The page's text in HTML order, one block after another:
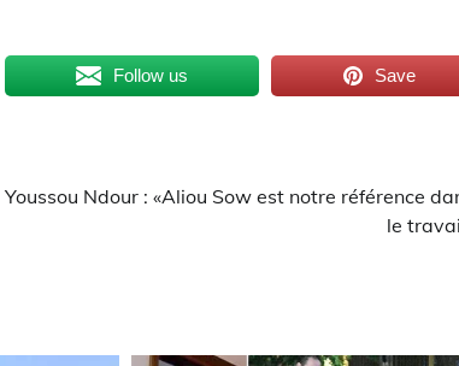
Follow us Save
Youssou Ndour : «Aliou Sow est notre référence
le